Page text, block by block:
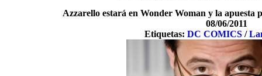
Azzarello estará en Wonder Woman y la apuesta
08/06/2011
Etiquetas: DC COMICS /